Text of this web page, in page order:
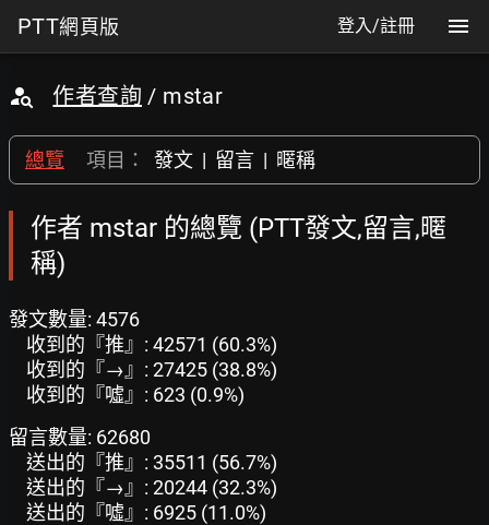
PTT網頁版 登入/註冊
作者查詢 / mstar
總覽 項目： 發文 | 留言 | 暱稱
作者 mstar 的總覽 (PTT發文,留言,暱
稱)
發文數量: 4576
收到的『推』: 42571 (60.3%)
收到的『→』: 27425 (38.8%)
收到的『噓』: 623 (0.9%)
留言數量: 62680
送出的『推』: 35511 (56.7%)
送出的『→』: 20244 (32.3%)
送出的『噓』: 6925 (11.0%)